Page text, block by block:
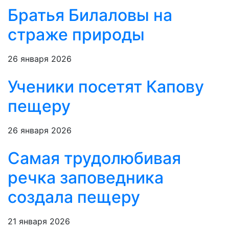
Братья Билаловы на
страже природы
26 января 2026
Ученики посетят Капову
пещеру
26 января 2026
Самая трудолюбивая
речка заповедника
создала пещеру
21 января 2026